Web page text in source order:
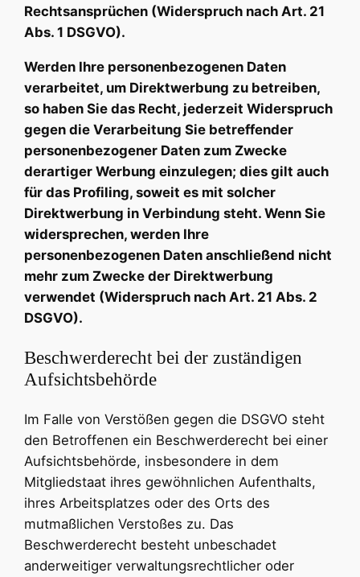
Rechtsansprüchen (Widerspruch nach Art. 21
Abs. 1 DSGVO).
Werden Ihre personenbezogenen Daten
verarbeitet, um Direktwerbung zu betreiben,
so haben Sie das Recht, jederzeit Widerspruch
gegen die Verarbeitung Sie betreffender
personenbezogener Daten zum Zwecke
derartiger Werbung einzulegen; dies gilt auch
für das Profiling, soweit es mit solcher
Direktwerbung in Verbindung steht. Wenn Sie
widersprechen, werden Ihre
personenbezogenen Daten anschließend nicht
mehr zum Zwecke der Direktwerbung
verwendet (Widerspruch nach Art. 21 Abs. 2
DSGVO).
Beschwerderecht bei der zuständigen
Aufsichtsbehörde
Im Falle von Verstößen gegen die DSGVO steht
den Betroffenen ein Beschwerderecht bei einer
Aufsichtsbehörde, insbesondere in dem
Mitgliedstaat ihres gewöhnlichen Aufenthalts,
ihres Arbeitsplatzes oder des Orts des
mutmaßlichen Verstoßes zu. Das
Beschwerderecht besteht unbeschadet
anderweitiger verwaltungsrechtlicher oder